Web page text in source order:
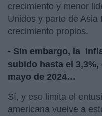
crecimiento y menor
Unidos y parte de
crecimiento propios.
- Sin embargo, la
subido hasta el
mayo de 2024…
Sí, y eso limita el
americana vuelve a